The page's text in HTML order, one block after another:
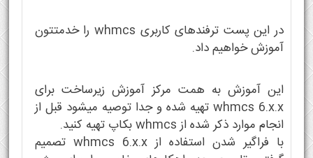
در این پست ترفندهای کاربری whmcs را خدمتتون
آموزش خواهیم داد.
این آموزش به همت مرکز آموزش زیرساخت برای
whmcs 6.x.x تهیه شده و جدا توصیه میشود قبل از
انجام موارد ذکر شده از whmcs بکاپ تهیه کنید.
با فراگیر شدن استفاده از whmcs 6.x.x تصمیم